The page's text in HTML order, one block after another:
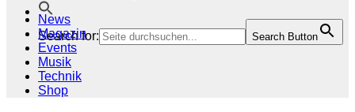
Search for: Search Button
News
Magazin
Events
Musik
Technik
Shop